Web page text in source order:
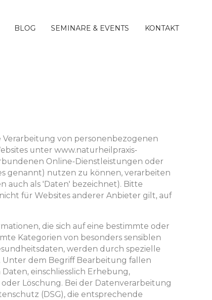
BLOG SEMINARE & EVENTS KONTAKT
Verarbeitung von personenbezogenen
unter www.naturheilpraxis-
Online-Dienstleistungen oder
genannt) nutzen zu können, verarbeiten
auch als 'Daten' bezeichnet). Bitte
für Websites anderer Anbieter gilt, auf
die sich auf eine bestimmte oder
Kategorien von besonders sensiblen
werden durch spezielle
dem Begriff Bearbeitung fallen
einschliesslich Erhebung,
Löschung. Bei der Datenverarbeitung
(DSG), die entsprechende